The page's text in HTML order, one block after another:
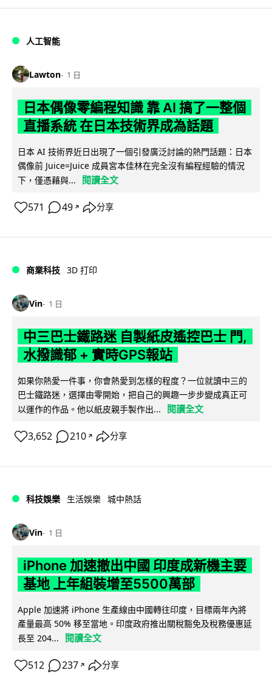
人工智能
Lawton 1 日
日本偶像零編程知識 靠 AI 搞了一整個
直播系統 在日本技術界成為話題
日本 AI 技術界近日出現了一個引發廣泛討論的熱門話題：日本
偶像前 Juice=Juice 成員宮本佳林在完全沒有編程經驗的情況
下，僅憑藉與...
閱讀全文
571 49 ↗ 分享
商業科技 3D 打印
Vin 1 日
中三巴士鐵路迷 自製紙皮遙控巴士 門,
水撥識郁 + 實時GPS報站
如果你熱愛一件事，你會熱愛到怎樣的程度？一位就讀中三的
巴士鐵路迷，選擇由零開始，把自己的興趣一步步變成真正可
以運作的作品。他以紙皮親手製作出...
閱讀全文
3,652 210 ↗ 分享
科技娛樂 生活娛樂 城中熱話
Vin 1 日
iPhone 加速撤出中國 印度成新機主要
基地 上年組裝增至5500萬部
Apple 加速將 iPhone 生產線由中國轉往印度，目標兩年內將
產量最高 50% 移至當地。印度政府推出關稅豁免及稅務優惠延
長至 204...
閱讀全文
512 237 ↗ 分享